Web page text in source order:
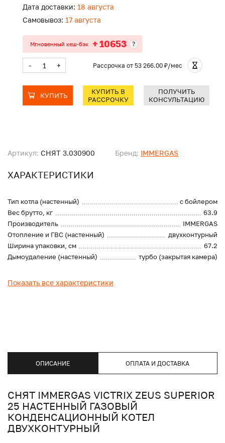
Артикул: СНЯТ 3.030900 Бренд: IMMERGAS
ХАРАКТЕРИСТИКИ
Тип котла (настенный)
с бойлером
Вес брутто, кг
63.9
Производитель
IMMERGAS
Отопление и ГВС (настенный)
двухконтурный
Ширина упаковки, см
67.2
Дымоудаление (настенный)
турбо (закрытая камера)
Показать все характеристики
Дата доставки: 18 августа
Самовывоз: 17 августа
Мгновенный кеш-бэк + 10653 ?
- + Рассрочка от 53 266.00 ₽/мес
КУПИТЬ
КУПИТЬ В
РАССРОЧКУ
ПОЛУЧИТЬ
КОНСУЛЬТАЦИЮ
ОПИСАНИЕ ОПЛАТА И ДОСТАВКА
СНЯТ IMMERGAS VICTRIX ZEUS SUPERIOR
25 НАСТЕННЫЙ ГАЗОВЫЙ
КОНДЕНСАЦИОННЫЙ КОТЕЛ
ДВУХКОНТУРНЫЙ